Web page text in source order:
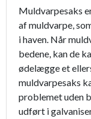
Muldvarpesaks
af muldvarpe,
i haven. Når
bedene, kan de
ødelægge et
muldvarpesaks
problemet uden
udført i